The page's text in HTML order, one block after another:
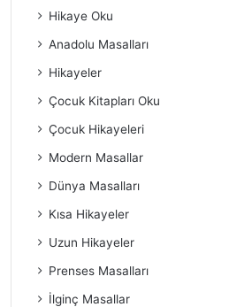
Hikaye Oku
Anadolu Masalları
Hikayeler
Çocuk Kitapları Oku
Çocuk Hikayeleri
Modern Masallar
Dünya Masalları
Kısa Hikayeler
Uzun Hikayeler
Prenses Masalları
İlginç Masallar